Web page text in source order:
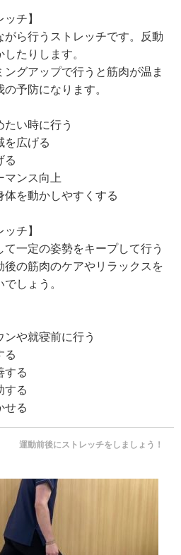
チ】
がら行うストレッチです。反動
たりします。
グアップで行うと筋肉が温ま
予防になります。
たい時に行う
を広げる
る
マンス向上
体を動かしやすくする
チ】
一定の姿勢をキープして行う
後の筋肉のケアやリラックスを
しょう。
ンや就寝前に行う
る
する
する
せる
運動前後にストレッチをしましょう！